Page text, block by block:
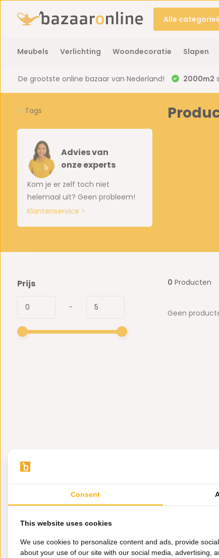
Alle
Meubels Verlichting Woondecoratie Slapen
De grootste online bazaar van Nederland! 2000m2
Tags
Advies van
onze experts
Kom je er zelf toch niet
helemaal uit? Geen probleem!
Klantenservice >
Prijs
-
0 Producten
Geen
Consent
This website uses cookies
We use cookies to personalize content and ads, provide
about your use of our site with our social media, advertising,